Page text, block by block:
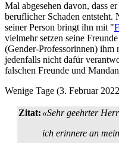
Mal abgesehen davon, dass
beruflicher Schaden
seiner Person bringt ihn mit "
vielmehr setzen seine
(Gender-Professorinnen)
jedenfalls nicht dafür
falschen Freunde und
Wenige Tage (3. Februar
Zitat: «Sehr geehrter Herr
ich erinnere an